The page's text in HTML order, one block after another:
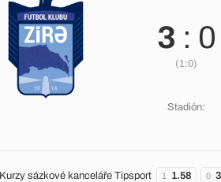
3 : 0
(1:0)
Stadión:
Kurzy sázkové kanceláře Tipsport 1 1.58 0